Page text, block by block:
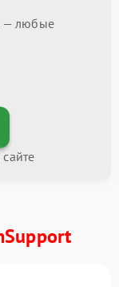
— любые